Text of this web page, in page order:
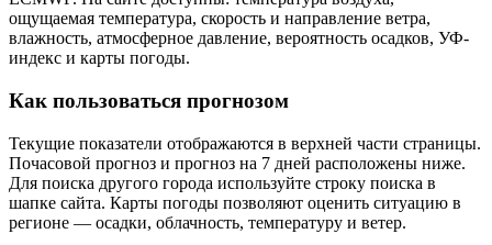
ощущаемая температура, скорость и направление ветра,
влажность, атмосферное давление, вероятность осадков, УФ-
индекс и карты погоды.
Как пользоваться прогнозом
Текущие показатели отображаются в верхней части страницы.
Почасовой прогноз и прогноз на 7 дней расположены ниже.
Для поиска другого города используйте строку поиска в
шапке сайта. Карты погоды позволяют оценить ситуацию в
регионе — осадки, облачность, температуру и ветер.